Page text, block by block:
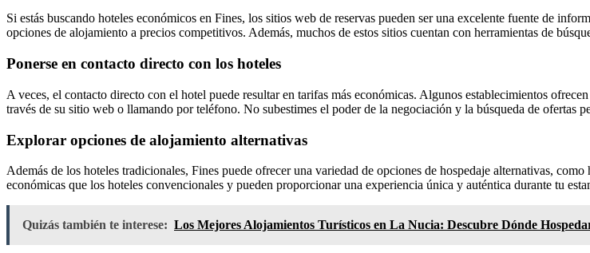
Si estás buscando hoteles económicos en Fines, los sitios web de reservas pueden ser una excelente fuente de
opciones de alojamiento a precios competitivos. Además, muchos de estos sitios cuentan con herramientas de
Ponerse en contacto directo con los hoteles
A veces, el contacto directo con el hotel puede resultar en tarifas más económicas. Algunos establecimientos
través de su sitio web o llamando por teléfono. No subestimes el poder de la negociación y la búsqueda de ofertas
Explorar opciones de alojamiento alternativas
Además de los hoteles tradicionales, Fines puede ofrecer una variedad de opciones de hospedaje alternativas,
económicas que los hoteles convencionales y pueden proporcionar una experiencia única y auténtica durante tu
Quizás también te interese: Los Mejores Alojamientos Turísticos en La Nucia: Descubre Dónde